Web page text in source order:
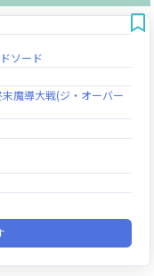
ソード
魔導大戦(ジ・オーバー